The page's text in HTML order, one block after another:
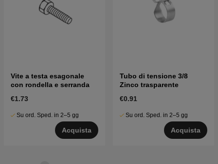
Vite a testa esagonale
con rondella e serranda
€1.73
Su ord. Sped. in 2–5 gg
Acquista
Tubo di tensione 3/8
Zinco trasparente
€0.91
Su ord. Sped. in 2–5 gg
Acquista